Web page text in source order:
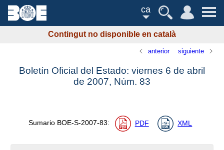
ca
Contingut no disponible en català
anterior siguiente
Boletín Oficial del Estado: viernes 6 de abril
de 2007, Núm. 83
Sumario BOE-S-2007-83: PDF XML